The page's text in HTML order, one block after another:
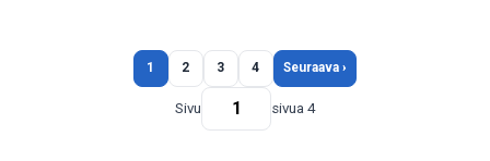
1 2 3 4 Seuraava ›
Sivu sivua 4